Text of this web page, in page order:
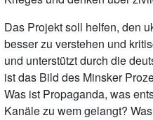
Das Projekt soll helfen, den
besser zu verstehen und
und unterstützt durch die
ist das Bild des Minsker
Was ist Propaganda, was
Kanäle zu wem gelangt?